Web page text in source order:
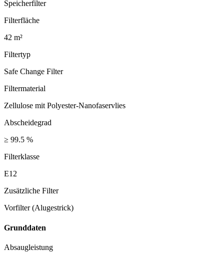
Speicherfilter
Filterfläche
42 m²
Filtertyp
Safe Change Filter
Filtermaterial
Zellulose mit Polyester-Nanofaservlies
Abscheidegrad
≥ 99.5 %
Filterklasse
E12
Zusätzliche Filter
Vorfilter (Alugestrick)
Grunddaten
Absaugleistung